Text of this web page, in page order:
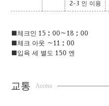
2-3 인 이용
■체크인 15：00～18：00
■체크 아웃 ～11：00
■입욕 세 별도 150 엔
교통 Access